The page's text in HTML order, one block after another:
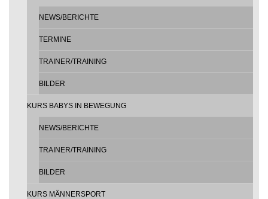
NEWS/BERICHTE
TERMINE
TRAINER/TRAINING
BILDER
KURS BABYS IN BEWEGUNG
NEWS/BERICHTE
TRAINER/TRAINING
BILDER
KURS MÄNNERSPORT